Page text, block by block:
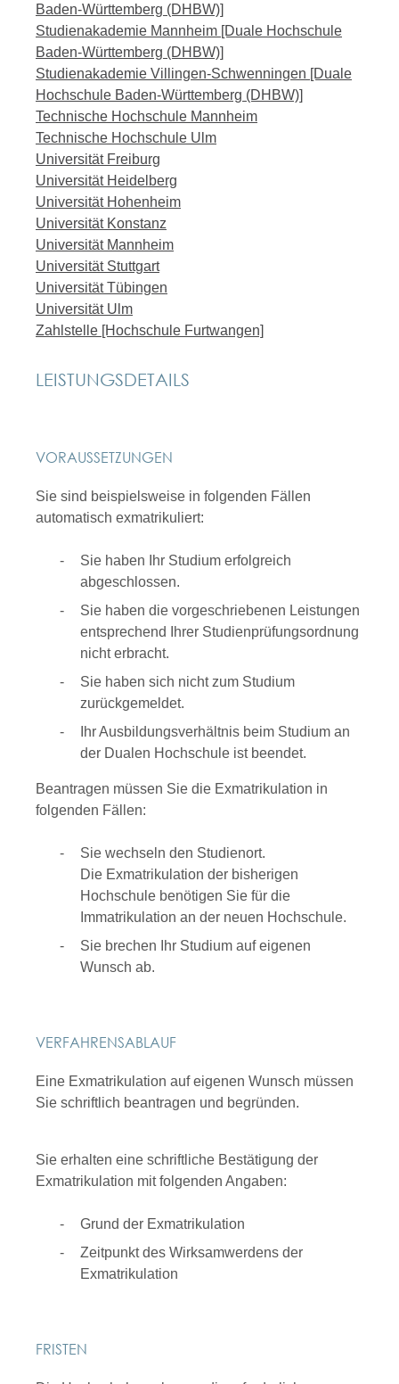
Baden-Württemberg (DHBW)]
Studienakademie Mannheim [Duale Hochschule
Baden-Württemberg (DHBW)]
Studienakademie Villingen-Schwenningen [Duale
Hochschule Baden-Württemberg (DHBW)]
Technische Hochschule Mannheim
Technische Hochschule Ulm
Universität Freiburg
Universität Heidelberg
Universität Hohenheim
Universität Konstanz
Universität Mannheim
Universität Stuttgart
Universität Tübingen
Universität Ulm
Zahlstelle [Hochschule Furtwangen]
LEISTUNGSDETAILS
VORAUSSETZUNGEN
Sie sind beispielsweise in folgenden Fällen
automatisch exmatrikuliert:
Sie haben Ihr Studium erfolgreich
abgeschlossen.
Sie haben die vorgeschriebenen Leistungen
entsprechend Ihrer Studienprüfungsordnung
nicht erbracht.
Sie haben sich nicht zum Studium
zurückgemeldet.
Ihr Ausbildungsverhältnis beim Studium an
der Dualen Hochschule ist beendet.
Beantragen müssen Sie die Exmatrikulation in
folgenden Fällen:
Sie wechseln den Studienort.
Die Exmatrikulation der bisherigen
Hochschule benötigen Sie für die
Immatrikulation an der neuen Hochschule.
Sie brechen Ihr Studium auf eigenen
Wunsch ab.
VERFAHRENSABLAUF
Eine Exmatrikulation auf eigenen Wunsch müssen
Sie schriftlich beantragen und begründen.
Sie erhalten eine schriftliche Bestätigung der
Exmatrikulation mit folgenden Angaben:
Grund der Exmatrikulation
Zeitpunkt des Wirksamwerdens der
Exmatrikulation
FRISTEN